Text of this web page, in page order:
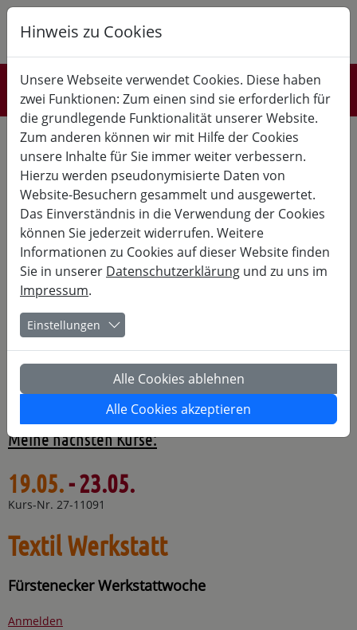
K B
Referent*innen
lebt und arbeitet in Kassel.
1986 Diplom-Industrie-Designerin/GHK Kassel, bis 1991
freiberufliche Textildesignerin.
Seit 1990 Fachbereichsleiterin für Kultur der vhs Region Kassel.
Mitarbeit beim Hessischen Volkshochschulverband (hvv):
Öffentlichkeitsarbeit, Fortbildung und pädagogische
Entwicklung.
Seit 1996 Tutorin der Fortbildungsreihe Textiles
Gestalten/Patchwork des Instituts des hvv.
2000/01 Kuratorin der Ausstellung "textile ART-QUILT".
2001 Retrospektive "Perspektive" - 20 Jahre - 20 Wege",
Kunststation Kleinsassen.
Meine nächsten Kurse:
19.05.- 23.05.
Kurs-Nr. 27-11091
Textil Werkstatt
Fürstenecker Werkstattwoche
Anmelden
Hinweis zu Cookies
Unsere Webseite verwendet Cookies. Diese haben
zwei Funktionen: Zum einen sind sie erforderlich für
die grundlegende Funktionalität unserer Website.
Zum anderen können wir mit Hilfe der Cookies
unsere Inhalte für Sie immer weiter verbessern.
Hierzu werden pseudonymisierte Daten von
Website-Besuchern gesammelt und ausgewertet.
Das Einverständnis in die Verwendung der Cookies
können Sie jederzeit widerrufen. Weitere
Informationen zu Cookies auf dieser Website finden
Sie in unserer Datenschutzerklärung und zu uns im
Impressum.
Einstellungen
Alle Cookies ablehnen
Alle Cookies akzeptieren